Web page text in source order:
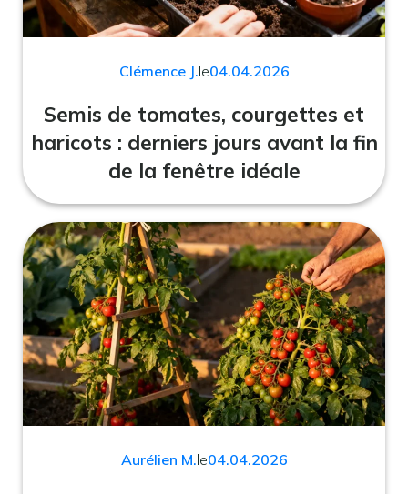
Clémence J.le04.04.2026
Semis de tomates, courgettes et
haricots : derniers jours avant la fin
de la fenêtre idéale
Aurélien M.le04.04.2026